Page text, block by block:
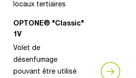
locaux tertiaires
OPTONE® "Classic"
1V
Volet de
désenfumage
pouvant être utilisé